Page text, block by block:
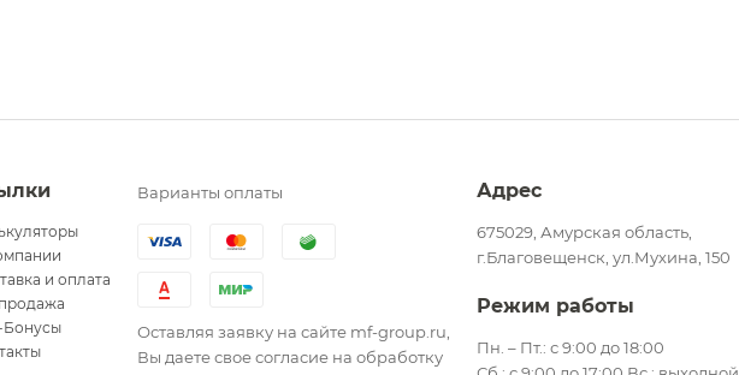
и оплата
Варианты оплаты
Оставляя заявку на сайте mf-group.ru,
Вы даете свое согласие на обработку
Адрес
675029, Амурская область,
г.Благовещенск, ул.Мухина, 150
Режим работы
Пн. – Пт.: с 9:00 до 18:00